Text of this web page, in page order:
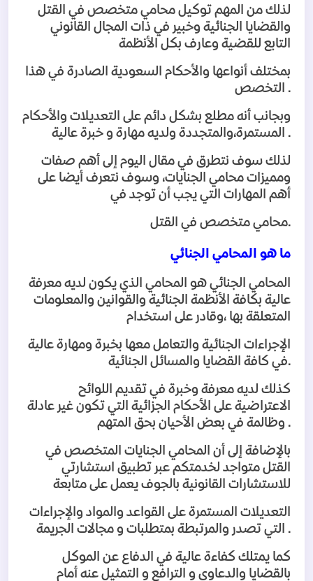
لذلك من المهم توكيل محامي متخصص في القتل
والقضايا الجنائية وخبير في ذات المجال القانوني
التابع للقضية وعارف بكل الأنظمة
بمختلف أنواعها والأحكام السعودية الصادرة في هذا
التخصص
.
وبجانب أنه مطلع بشكل دائم على التعديلات والأحكام
المستمرة،والمتجددة ولديه مهارة و خبرة عالية
.
لذلك سوف نتطرق في مقال اليوم إلى أهم صفات
ومميزات محامي الجنايات، وسوف نتعرف أيضا على
أهم المهارات التي يجب أن توجد في
محامي متخصص في القتل.
ما هو المحامي الجنائي
المحامي الجنائي هو المحامي الذي يكون لديه معرفة
عالية بكافة الأنظمة الجنائية والقوانين والمعلومات
المتعلقة بها ،وقادر على استخدام
الإجراءات الجنائية والتعامل معها بخبرة ومهارة عالية
في كافة القضايا والمسائل الجنائية.
كذلك لديه معرفة وخبرة في تقديم اللوائح
الاعتراضية على الأحكام الجزائية التي تكون غير عادلة
وظالمة في بعض الأحيان بحق المتهم .
بالإضافة إلى أن المحامي الجنايات المتخصص في
القتل متواجد لخدمتكم عبر تطبيق استشارتي
للاستشارات القانونية بالجوف يعمل على متابعة
التعديلات المستمرة على القواعد والمواد والإجراءات
التي تصدر والمرتبطة بمتطلبات و مجالات الجريمة
.
كما يمتلك كفاءة عالية في الدفاع عن الموكل
بالقضايا والدعاوى و الترافع و التمثيل عنه أمام